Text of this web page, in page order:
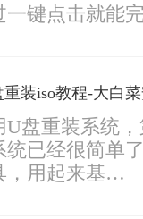
一键点击就能
装iso教程-大白
U盘重装系统
统已经很简单
，用起来基…